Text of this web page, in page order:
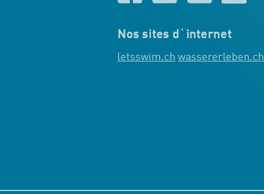
Nos sites d`internet
letsswim.ch wassererleben.ch